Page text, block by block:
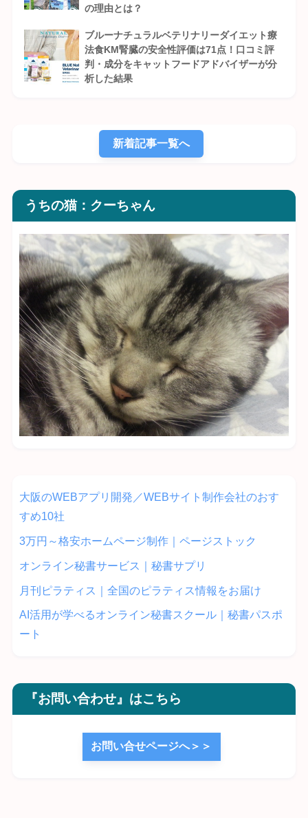
の理由とは？
ブルーナチュラルベテリナリーダイエット療
法食KM腎臓の安全性評価は71点！口コミ評
判・成分をキャットフードアドバイザーが分
析した結果
新着記事一覧へ
うちの猫：クーちゃん
大阪のWEBアプリ開発／WEBサイト制作会社のおす
すめ10社
3万円～格安ホームページ制作｜ページストック
オンライン秘書サービス｜秘書サプリ
月刊ピラティス｜全国のピラティス情報をお届け
AI活用が学べるオンライン秘書スクール｜秘書パスポ
ート
『お問い合わせ』はこちら
お問い合せページへ＞＞